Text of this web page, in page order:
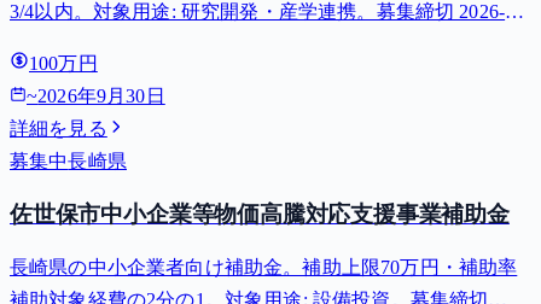
3/4以内。対象用途: 研究開発・産学連携。募集締切 2026-09-
100万円
~2026年9月30日
詳細を見る
募集中長崎県
佐世保市中小企業等物価高騰対応支援事業補助金
長崎県の中小企業者向け補助金。補助上限70万円・補助率
補助対象経費の2分の1。対象用途: 設備投資。募集締切